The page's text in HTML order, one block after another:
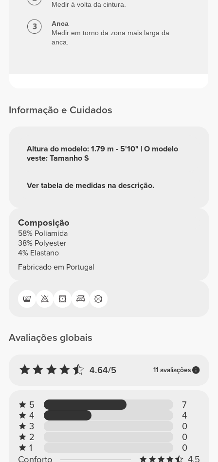
Medir à volta da cintura.
Anca
Medir em torno da zona mais larga da
anca.
Informação e Cuidados
Ver tabela de medidas na descrição.
Altura do modelo: 1.79 m - 5'10" | O modelo
veste: Tamanho S
Composição
58% Poliamida
38% Polyester
4% Elastano
Fabricado em Portugal
Avaliações globais
4.64/5 11 avaliações
5
7
4
4
3
0
2
0
1
0
Conforto
4.5